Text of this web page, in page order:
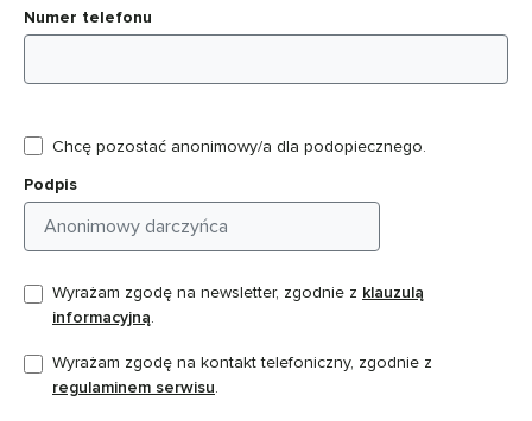
Numer telefonu
Chcę pozostać anonimowy/a dla podopiecznego.
Podpis
Wyrażam zgodę na newsletter, zgodnie z klauzulą
informacyjną.
Wyrażam zgodę na kontakt telefoniczny, zgodnie z
regulaminem serwisu.